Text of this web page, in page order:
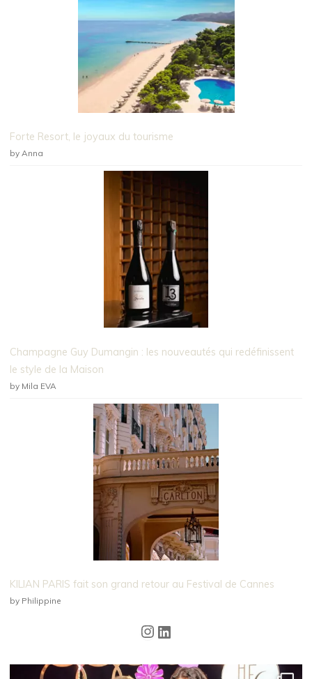
Forte Resort, le joyaux du tourisme
by Anna
Champagne Guy Dumangin : les nouveautés qui redéfinissent
le style de la Maison
by Mila EVA
KILIAN PARIS fait son grand retour au Festival de Cannes
by Philippine
Instagram
LinkedIn